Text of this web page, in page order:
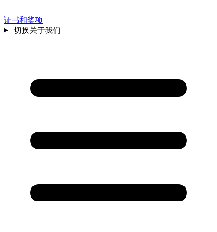
证书和奖项
切换关于我们